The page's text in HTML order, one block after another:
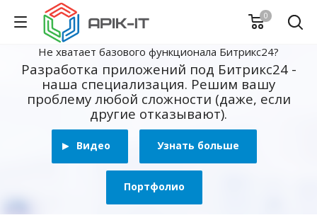
0
Не хватает базового функционала Битрикс24?
Разработка приложений под Битрикс24 -
наша специализация. Решим вашу
проблему любой сложности (даже, если
другие отказывают).
Видео Узнать больше
Портфолио